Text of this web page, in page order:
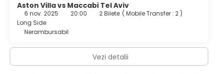
Aston Villa vs Maccabi Tel Aviv
6 nov. 2025 20:00 2 Bilete ( Mobile Transfer : 2 )
Long Side
Nerambursabil
Vezi detalii